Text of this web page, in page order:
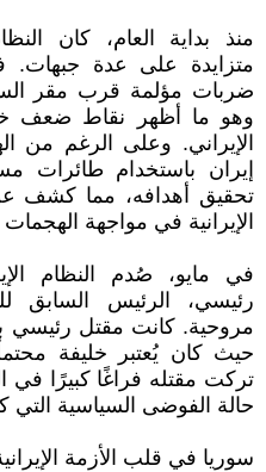
منذ بداية العام، كان
متزايدة على عدة جبهات.
ضربات مؤلمة قرب مقر
وهو ما أظهر نقاط ضعف
الإيراني. وعلى الرغم من
إيران باستخدام
تحقيق أهدافه، مما كشف
الإيرانية في مواجهة
في مايو، صُدم النظام
رئيسي، الرئيس السابق
مروحية. كانت مقتل رئيسي
حيث كان يُعتبر خليفة
تركت مقتله فراغًا كبيرًا في
حالة الفوضى السياسية التي
سوريا في قلب الأزمة